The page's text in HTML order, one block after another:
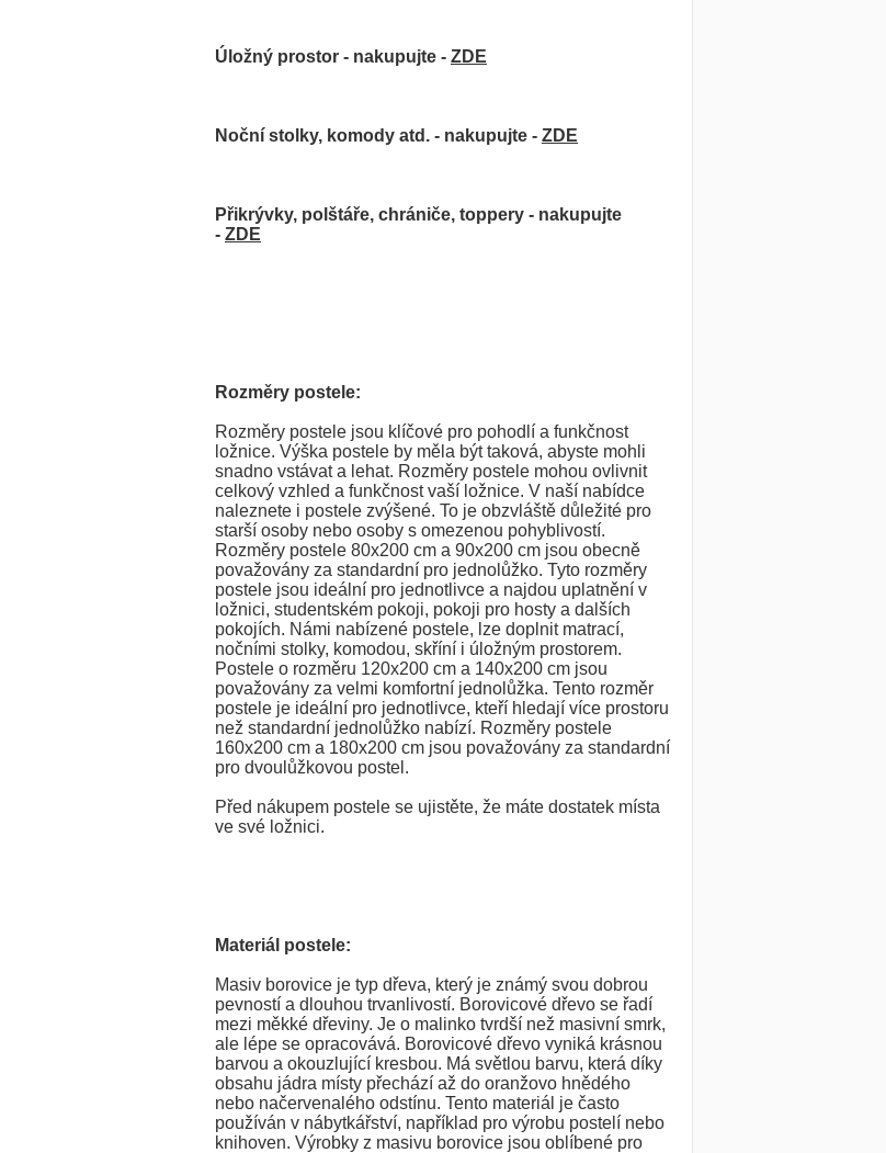
Úložný prostor - nakupujte - ZDE
Noční stolky, komody atd. - nakupujte - ZDE
Přikrývky, polštáře, chrániče, toppery - nakupujte
- ZDE
Rozměry postele:
Rozměry postele jsou klíčové pro pohodlí a funkčnost
ložnice. Výška postele by měla být taková, abyste mohli
snadno vstávat a lehat. Rozměry postele mohou ovlivnit
celkový vzhled a funkčnost vaší ložnice. V naší nabídce
naleznete i postele zvýšené. To je obzvláště důležité pro
starší osoby nebo osoby s omezenou pohyblivostí.
Rozměry postele 80x200 cm a 90x200 cm jsou obecně
považovány za standardní pro jednolůžko. Tyto rozměry
postele jsou ideální pro jednotlivce a najdou uplatnění v
ložnici, studentském pokoji, pokoji pro hosty a dalších
pokojích. Námi nabízené postele, lze doplnit matrací,
nočními stolky, komodou, skříní i úložným prostorem.
Postele o rozměru 120x200 cm a 140x200 cm jsou
považovány za velmi komfortní jednolůžka. Tento rozměr
postele je ideální pro jednotlivce, kteří hledají více prostoru
než standardní jednolůžko nabízí. Rozměry postele
160x200 cm a 180x200 cm jsou považovány za standardní
pro dvoulůžkovou postel.
Před nákupem postele se ujistěte, že máte dostatek místa
ve své ložnici.
Materiál postele:
Masiv borovice je typ dřeva, který je známý svou dobrou
pevností a dlouhou trvanlivostí. Borovicové dřevo se řadí
mezi měkké dřeviny. Je o malinko tvrdší než masivní smrk,
ale lépe se opracovává. Borovicové dřevo vyniká krásnou
barvou a okouzlující kresbou. Má světlou barvu, která díky
obsahu jádra místy přechází až do oranžovo hnědého
nebo načervenalého odstínu. Tento materiál je často
používán v nábytkářství, například pro výrobu postelí nebo
knihoven. Výrobky z masivu borovice jsou oblíbené pro